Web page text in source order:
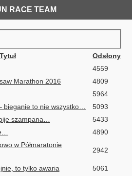
RACE TEAM
Tytuł
Odsłony
4559
Marathon 2016
4809
5964
bieganie to nie wszystko…
5093
szampana…
5433
4890
w Półmaratonie
2942
to tylko awaria
5061